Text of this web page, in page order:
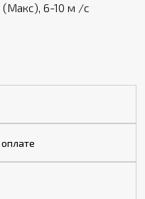
(Макс), 6-10 м /с